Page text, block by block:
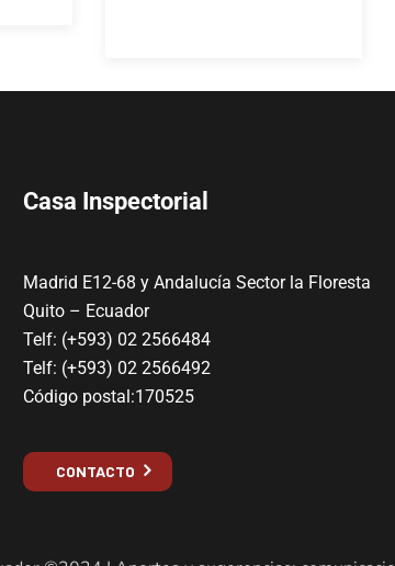
Casa Inspectorial
Madrid E12-68 y Andalucía Sector la Floresta
Quito – Ecuador
Telf: (+593) 02 2566484
Telf: (+593) 02 2566492
Código postal:170525
CONTACTO